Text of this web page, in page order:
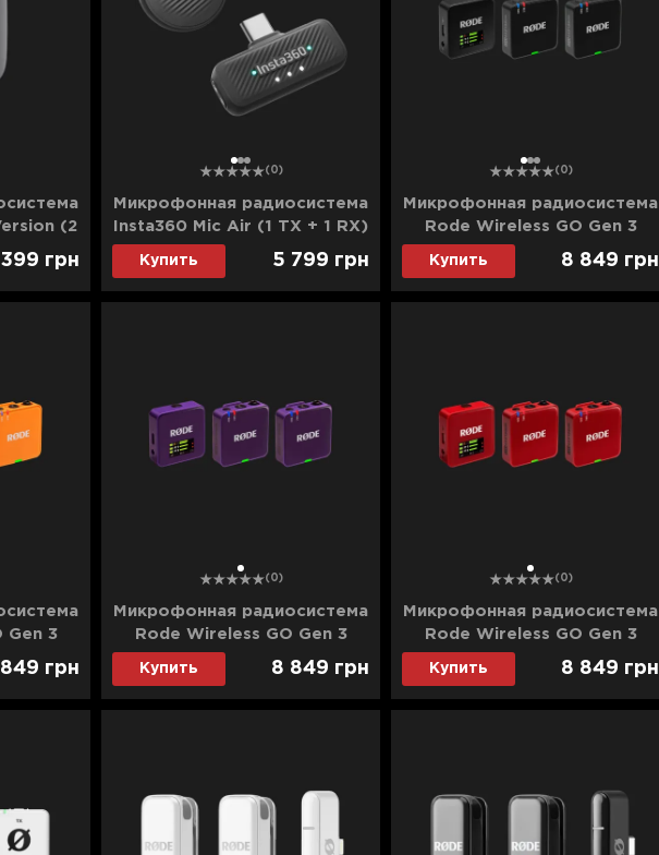
(2
грн
12 3 (0)
Микрофонная радиосистема
Insta360 Mic Air (1 TX + 1 RX)
Купить 5 799 грн
12 3 (0)
Микрофонная радиосистема
Rode Wireless GO Gen 3
(Black)
Купить 8 849 грн
Gen 3
грн
1 (0)
Микрофонная радиосистема
Rode Wireless GO Gen 3
(Purple)
Купить 8 849 грн
1 (0)
Микрофонная радиосистема
Rode Wireless GO Gen 3
(Red)
Купить 8 849 грн